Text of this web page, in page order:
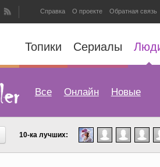
Справка О проекте Обратная связь
Топики Сериалы
Все Онлайн Новые
10-ка лучших: